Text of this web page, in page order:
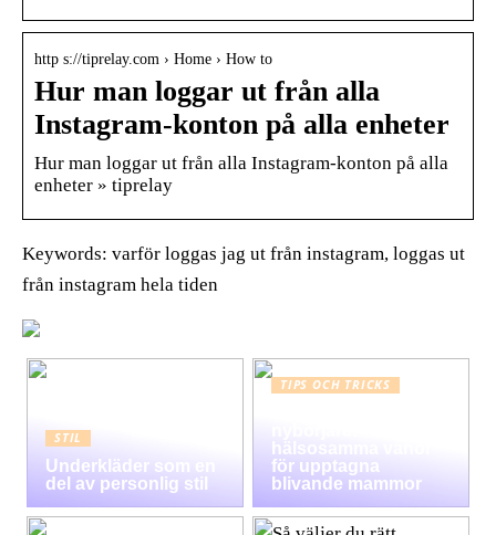
http s://tiprelay.com › Home › How to
Hur man loggar ut från alla
Instagram-konton på alla enheter
Hur man loggar ut från alla Instagram-konton på alla
enheter » tiprelay
Keywords: varför loggas jag ut från instagram, loggas ut
från instagram hela tiden
STIL
Underkläder som en
del av personlig stil
TIPS OCH TRICKS
hälsosamma vanor
för upptagna
blivande mammor